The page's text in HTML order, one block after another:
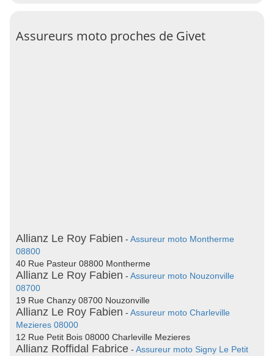
Assureurs moto proches de Givet
Allianz Le Roy Fabien - Assureur moto Montherme
08800
40 Rue Pasteur 08800 Montherme
Allianz Le Roy Fabien - Assureur moto Nouzonville
08700
19 Rue Chanzy 08700 Nouzonville
Allianz Le Roy Fabien - Assureur moto Charleville
Mezieres 08000
12 Rue Petit Bois 08000 Charleville Mezieres
Allianz Roffidal Fabrice - Assureur moto Signy Le Petit